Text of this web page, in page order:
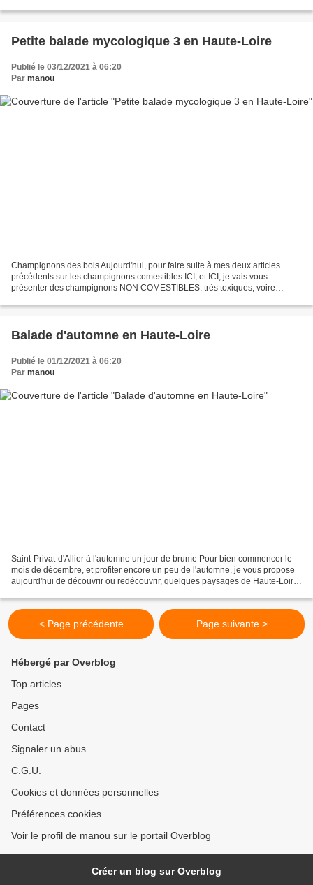
Petite balade mycologique 3 en Haute-Loire
Publié le 03/12/2021 à 06:20
Par manou
Champignons des bois Aujourd'hui, pour faire suite à mes deux articles
précédents sur les champignons comestibles ICI, et ICI, je vais vous
présenter des champignons NON COMESTIBLES, très toxiques, voire
Balade d'automne en Haute-Loire
Publié le 01/12/2021 à 06:20
Par manou
Saint-Privat-d'Allier à l'automne un jour de brume Pour bien commencer le
mois de décembre, et profiter encore un peu de l'automne, je vous propose
aujourd'hui de découvrir ou redécouvrir, quelques paysages de Haute-Loire,
< Page précédente Page suivante >
Hébergé par Overblog
Top articles
Pages
Contact
Signaler un abus
C.G.U.
Cookies et données personnelles
Préférences cookies
Voir le profil de manou sur le portail Overblog
Créer un blog sur Overblog